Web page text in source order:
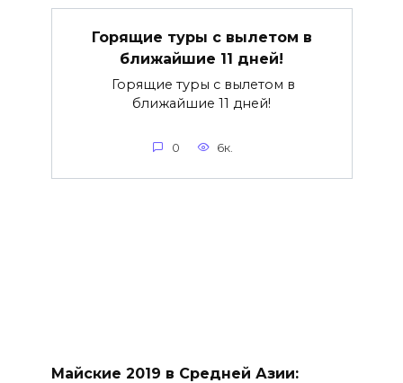
Горящие туры с вылетом в
ближайшие 11 дней!
Горящие туры с вылетом в
ближайшие 11 дней!
0 6к.
Майские 2019 в Средней Азии: